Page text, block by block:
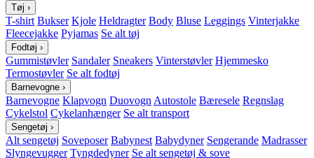
Tøj ›
T-shirt Bukser Kjole Heldragter Body Bluse Leggings Vinterjakke
Fleecejakke Pyjamas Se alt tøj
Fodtøj ›
Gummistøvler Sandaler Sneakers Vinterstøvler Hjemmesko
Termostøvler Se alt fodtøj
Barnevogne ›
Barnevogne Klapvogn Duovogn Autostole Bæresele Regnslag
Cykelstol Cykelanhænger Se alt transport
Sengetøj ›
Alt sengetøj Soveposer Babynest Babydyner Sengerande Madrasser
Slyngevugger Tyngdedyner Se alt sengetøj & sove